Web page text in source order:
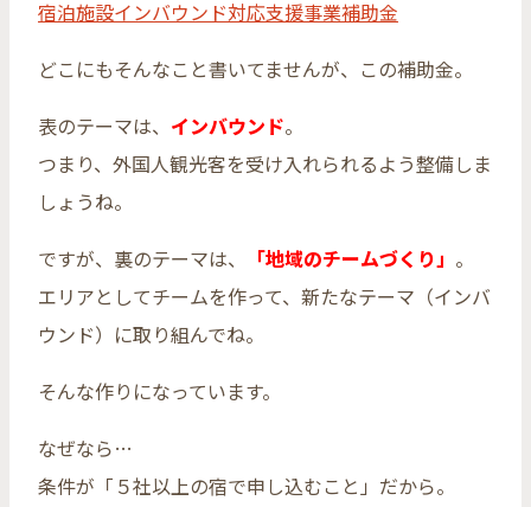
宿泊施設インバウンド対応支援事業補助金
どこにもそんなこと書いてませんが、この補助金。
表のテーマは、 インバウンド。
つまり、外国人観光客を受け入れられるよう整備しま
しょうね。
ですが、裏のテーマは、
「地域のチームづくり」 。
エリアとしてチームを作って、新たなテーマ（インバ
ウンド）に取り組んでね。
そんな作りになっています。
なぜなら…
条件が「５社以上の宿で申し込むこと」だから。